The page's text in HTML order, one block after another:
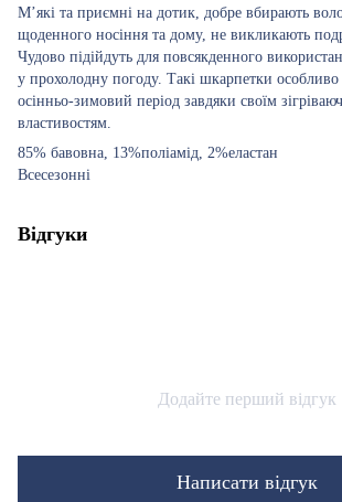
М’які та приємні на дотик, добре вбирають
щоденного носіння та дому, не викликають
Чудово підійдуть для повсякденного
у прохолодну погоду. Такі шкарпетки особливо
осінньо-зимовий період завдяки своїм
властивостям.
85% бавовна, 13%поліамід, 2%еластан
Всесезонні
Відгуки
Додайте перший відгук
Написати відгук